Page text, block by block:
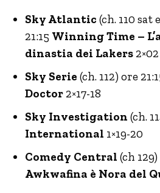
Sky Atlantic (ch. 110 sat
21:15 Winning Time –
dinastia dei Lakers
Sky Serie (ch. 112) ore
Doctor 2×17-18
Sky Investigation (ch.
International 1×19-20
Comedy Central (ch
Awkwafina è Nora del